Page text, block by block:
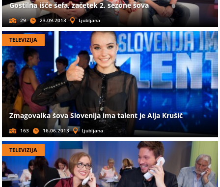
Gostilna išče šefa, začetek 2. sezone šova
29 23.09.2013 Ljubljana
TELEVIZIJA
Zmagovalka šova Slovenija ima talent je Alja Krušič
163 16.06.2013 Ljubljana
TELEVIZIJA